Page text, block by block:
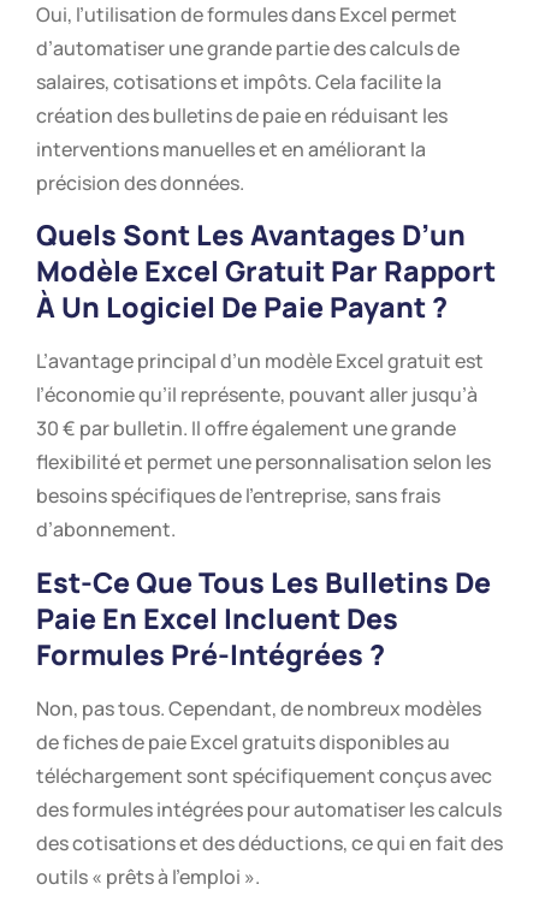
Oui, l’utilisation de formules dans Excel permet
d’automatiser une grande partie des calculs de
salaires, cotisations et impôts. Cela facilite la
création des bulletins de paie en réduisant les
interventions manuelles et en améliorant la
précision des données.
Quels Sont Les Avantages D’un
Modèle Excel Gratuit Par Rapport
À Un Logiciel De Paie Payant ?
L’avantage principal d’un modèle Excel gratuit est
l’économie qu’il représente, pouvant aller jusqu’à
30 € par bulletin. Il offre également une grande
flexibilité et permet une personnalisation selon les
besoins spécifiques de l’entreprise, sans frais
d’abonnement.
Est-Ce Que Tous Les Bulletins De
Paie En Excel Incluent Des
Formules Pré-Intégrées ?
Non, pas tous. Cependant, de nombreux modèles
de fiches de paie Excel gratuits disponibles au
téléchargement sont spécifiquement conçus avec
des formules intégrées pour automatiser les calculs
des cotisations et des déductions, ce qui en fait des
outils « prêts à l’emploi ».